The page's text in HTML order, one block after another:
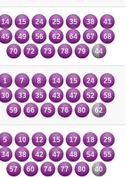
14 15 24 25 35 38
41
45
49 56 62 64 67
68
70
72 73 78 79 44
1 7 8 14 15 24
25
30
33 35 43 47 52
58
59
66 75 76 80 62
5 10 12 15 17 18
29
34
38 42 47 48 54
55
57
60 74 77 80 40